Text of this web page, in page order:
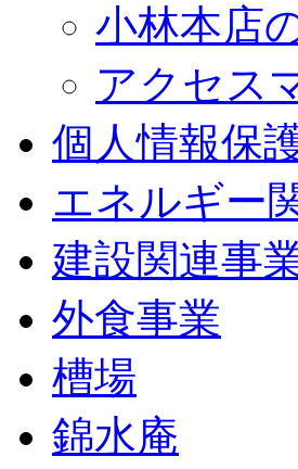
小林本店
アクセス
個人情報保
エネルギー
建設関連事
外食事業
槽場
錦水庵